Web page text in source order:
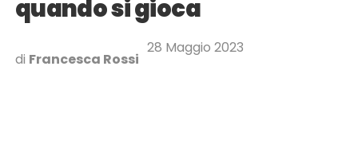
quando si gioca
di Francesca Rossi
28 Maggio 2023